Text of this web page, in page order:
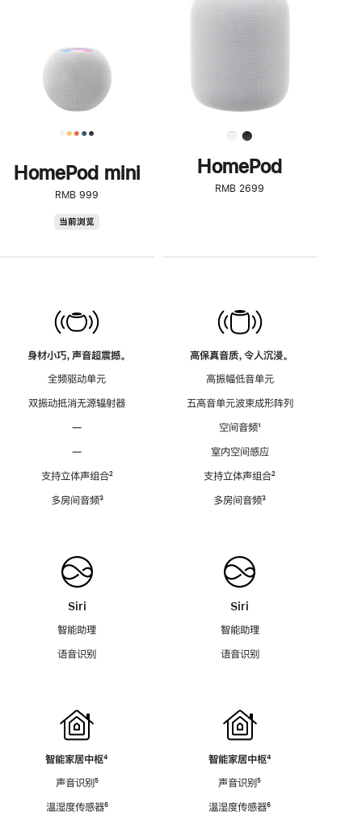
HomePod mini
RMB 999
当前浏览
身材小巧，声音超震撼。
全频驱动单元
双振动抵消无源辐射器
—
—
支持立体声组合脚
²
多房间音频脚
³
Siri
智能助理
语音识别
智能家居中枢脚
⁴
声音识别脚
⁵
温湿度传感器脚
⁶
了
解
HomePod<
HomePod
RMB 2699
高保真音质，令人沉浸。
高振幅低音单元
五高音单元波束成形阵列
空间音频脚
¹
室内空间感应
支持立体声组合脚
²
多房间音频脚
³
Siri
智能助理
语音识别
智能家居中枢脚
⁴
声音识别脚
⁵
温湿度传感器脚
⁶